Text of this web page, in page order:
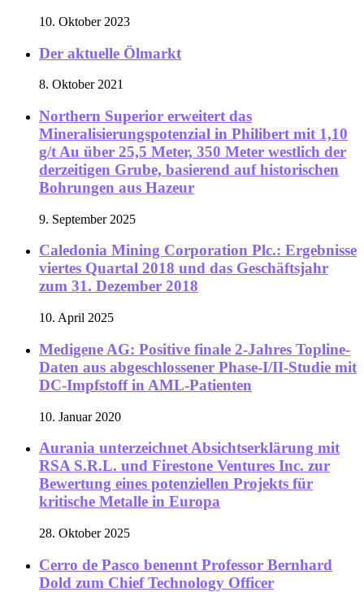
10. Oktober 2023
Der aktuelle Ölmarkt
8. Oktober 2021
Northern Superior erweitert das
Mineralisierungspotenzial in Philibert mit 1,10
g/t Au über 25,5 Meter, 350 Meter westlich der
derzeitigen Grube, basierend auf historischen
Bohrungen aus Hazeur
9. September 2025
Caledonia Mining Corporation Plc.: Ergebnisse
viertes Quartal 2018 und das Geschäftsjahr
zum 31. Dezember 2018
10. April 2025
Medigene AG: Positive finale 2-Jahres Topline-
Daten aus abgeschlossener Phase-I/II-Studie mit
DC-Impfstoff in AML-Patienten
10. Januar 2020
Aurania unterzeichnet Absichtserklärung mit
RSA S.R.L. und Firestone Ventures Inc. zur
Bewertung eines potenziellen Projekts für
kritische Metalle in Europa
28. Oktober 2025
Cerro de Pasco benennt Professor Bernhard
Dold zum Chief Technology Officer